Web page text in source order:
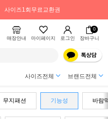
사이즈1회무료교환권
매장안내 마이페이지 로그인
0
장바구니
사이즈전체 브랜드전체
무지패션 기능성 바람